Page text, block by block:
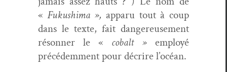
« Fukushi­ma », apparu tout à coup
dans le texte, fait dan­gereuse­ment
réson­ner le « cobalt » employé
précédem­ment pour décrire l’océan.